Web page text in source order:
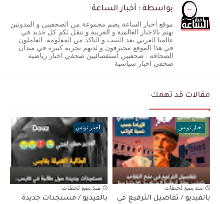
بواسطة : أخبار الساعة
موقع أخبار الساعة يضم مجموعة من الصحفيين و المدونين
نهتم بالاخبار العالمية و العربية و ننقل لكم كل جديد في
عالمنا العربي بعد التثبت و التاكد من المعلومة. العاملون
في هذا الموقع محترفون و لديهم تجربة كبيرة في ميدان
الصحافة : صحفيين استقصائيين صحفي اخبار رياضية
صحفي اخبار سياسية
مقالات قد تهمك
أخبار تونس
منذ بضع لحظات
بالفيديو / تفاصيل الترفيع في
أخبار تونس
منذ بضع لحظات
بالفيديو / مستجدات جديدة